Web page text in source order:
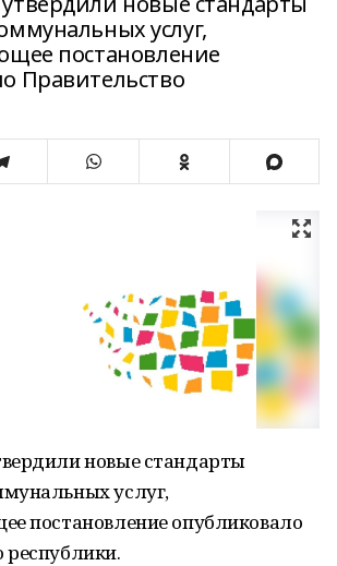
услуг,
постановление
Правительство
новые стандарты
услуг,
постановление опубликовало
республики.